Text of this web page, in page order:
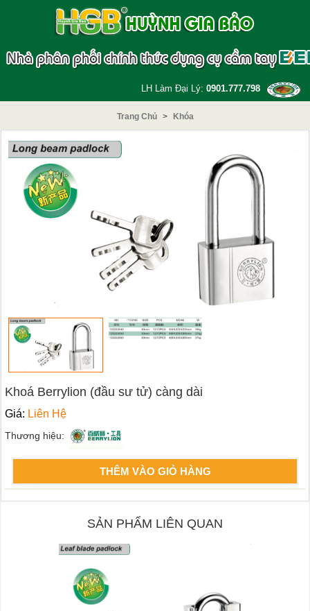
LH Làm Đại Lý: 0901.777.798
Trang Chủ > Khóa
Khoá Berrylion (đầu sư tử) càng dài
Giá: Liên Hệ
Thương hiệu:
THÊM VÀO GIỎ HÀNG
SẢN PHẨM LIÊN QUAN